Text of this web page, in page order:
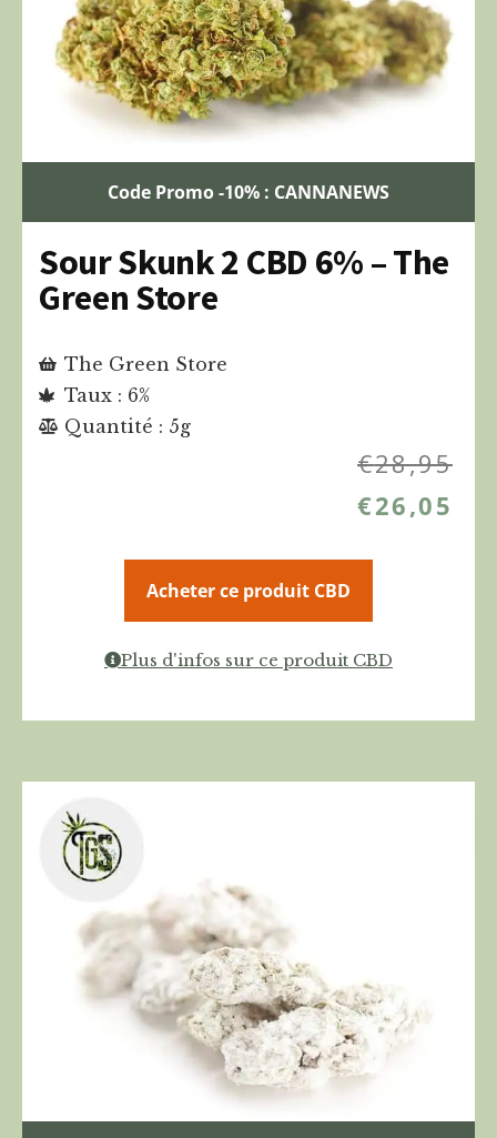
Code Promo -10% : CANNANEWS
Sour Skunk 2 CBD 6% – The
Green Store
The Green Store
Taux : 6%
Quantité : 5g
€28,95
€26,05
Acheter ce produit CBD
Plus d'infos sur ce produit CBD